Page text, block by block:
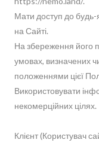
Мати доступ до будь-
на Сайті.
На збереження його
умовах, визначених
положеннями цієї
Використовувати
некомерційних цілях.
Клієнт (Користувач